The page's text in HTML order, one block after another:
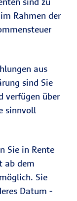
Rahmen der
aus
sind Sie
verfügen über
sinnvoll
Sie in Rente
ab dem
Sie
Datum -